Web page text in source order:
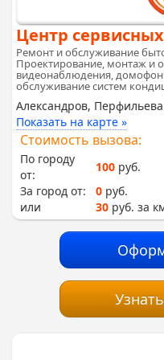
Центр
Ремонт и обслуживание
Проектирование, монтаж и
видеонаблюдения,
обслуживание систем
Александров,
Показать на карте »
Стоимость вызова:
По городу
от:
100 руб.
За город от:
0 руб.
или
30 руб. за